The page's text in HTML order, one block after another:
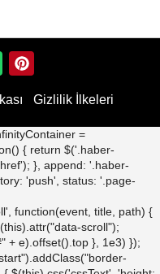
Gizlilik İlkeleri
=
{ return $('.haber-
}, append: '.haber-
'push', status: '.page-
function(event, title, path) {
scroll");
+ e).offset().top }, 1e3) });